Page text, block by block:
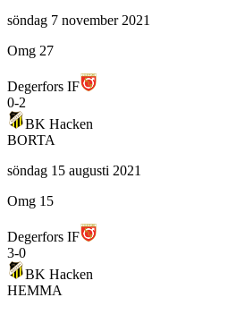
söndag 7 november 2021
Omg 27
Degerfors IF
0-2
BK Hacken
BORTA
söndag 15 augusti 2021
Omg 15
Degerfors IF
3-0
BK Hacken
HEMMA